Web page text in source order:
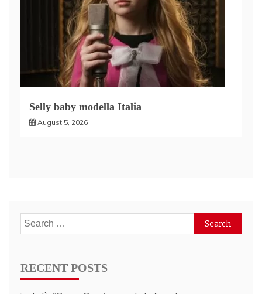
Selly baby modella Italia
August 5, 2026
Search
for:
RECENT POSTS